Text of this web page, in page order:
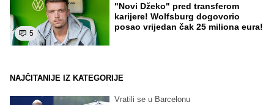
5
"Novi Džeko" pred transferom
karijere! Wolfsburg dogovorio
posao vrijedan čak 25 miliona eura!
NAJČITANIJE IZ KATEGORIJE
Vratili se u Barcelonu